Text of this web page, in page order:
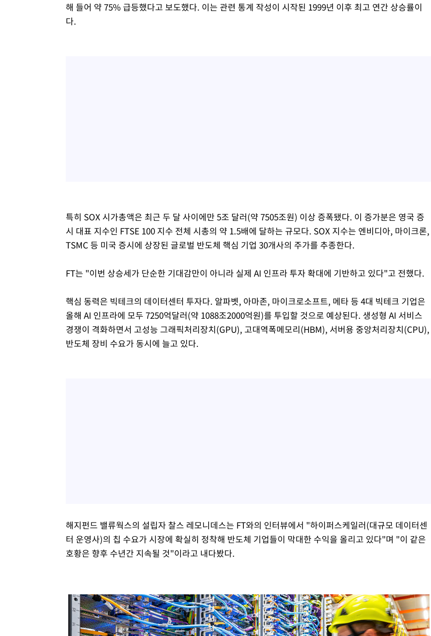
해 들어 약 75% 급등했다고 보도했다. 이는 관련 통계 작성이 시작된 1999년 이후 최고 연간 상승률이
다.
특히 SOX 시가총액은 최근 두 달 사이에만 5조 달러(약 7505조원) 이상 증폭됐다. 이 증가분은 영국 증
시 대표 지수인 FTSE 100 지수 전체 시총의 약 1.5배에 달하는 규모다. SOX 지수는 엔비디아, 마이크론,
TSMC 등 미국 증시에 상장된 글로벌 반도체 핵심 기업 30개사의 주가를 추종한다.
FT는 "이번 상승세가 단순한 기대감만이 아니라 실제 AI 인프라 투자 확대에 기반하고 있다"고 전했다.
핵심 동력은 빅테크의 데이터센터 투자다. 알파벳, 아마존, 마이크로소프트, 메타 등 4대 빅테크 기업은
올해 AI 인프라에 모두 7250억달러(약 1088조2000억원)를 투입할 것으로 예상된다. 생성형 AI 서비스
경쟁이 격화하면서 고성능 그래픽처리장치(GPU), 고대역폭메모리(HBM), 서버용 중앙처리장치(CPU),
반도체 장비 수요가 동시에 늘고 있다.
해지펀드 밸류웍스의 설립자 찰스 레모니데스는 FT와의 인터뷰에서 "하이퍼스케일러(대규모 데이터센
터 운영사)의 칩 수요가 시장에 확실히 정착해 반도체 기업들이 막대한 수익을 올리고 있다"며 "이 같은
호황은 향후 수년간 지속될 것"이라고 내다봤다.